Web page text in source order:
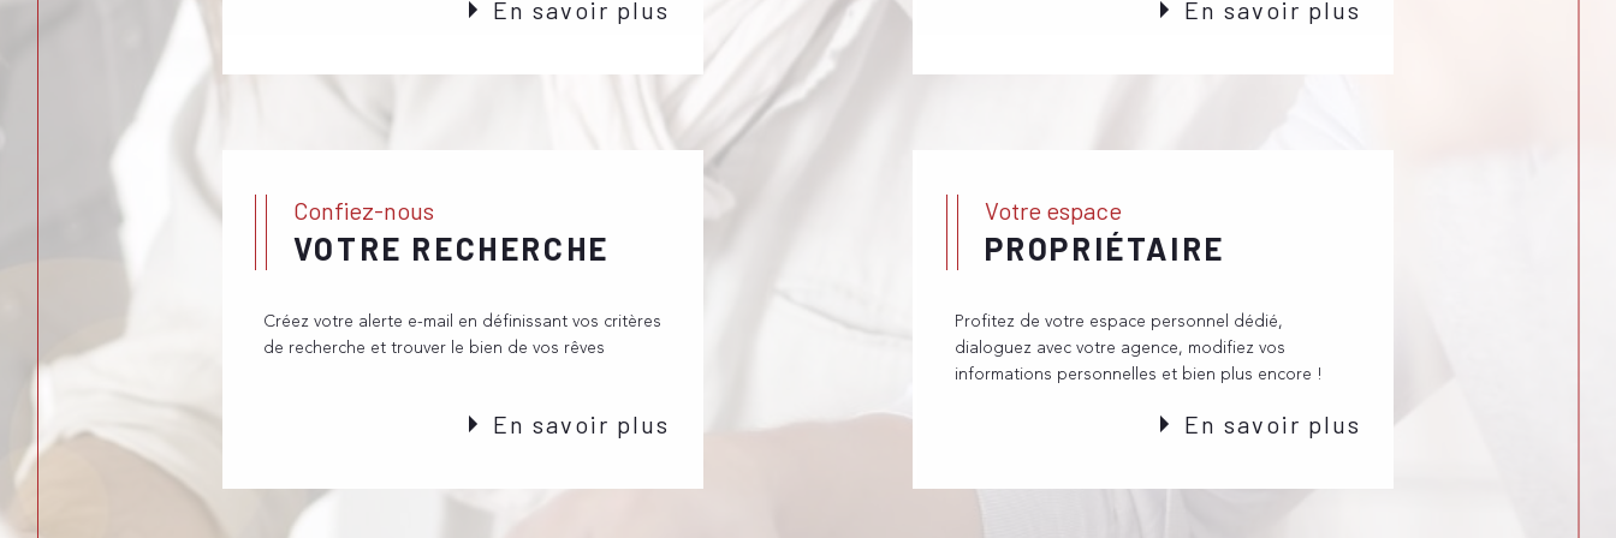
à réaliser votre projet immobilier. Vous pouvez prendre contact
avec notre agence immobilière de Collonges-sous-Salève, par
téléphone, via le formulaire ou directement en agence. En faisant
appel à nous pour acheter, louer ou
, nous vous proposons des services sur mesure et
entièrement personnalisés.
En savoir plus En savoir plus
Confiez-nous
VOTRE RECHERCHE
Créez votre alerte e-mail en définissant vos critères
de recherche et trouver le bien de vos rêves
En savoir plus
Votre espace
PROPRIÉTAIRE
Profitez de votre espace personnel dédié,
dialoguez avec votre agence, modifiez vos
informations personnelles et bien plus encore !
En savoir plus